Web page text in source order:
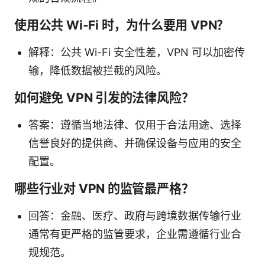
使用公共 Wi-Fi 时，为什么要用 VPN？
解释：公共 Wi-Fi 安全性差，VPN 可以加密传
输，降低数据被拦截的风险。
如何避免 VPN 引发的法律风险？
答案：遵循当地法律、仅用于合法用途、选择
信誉良好的提供商、并确保设备与应用的安全
配置。
哪些行业对 VPN 的监管最严格？
回答：金融、医疗、政府与跨境数据传输行业
通常有更严格的监管要求，企业需遵循行业合
规规范。